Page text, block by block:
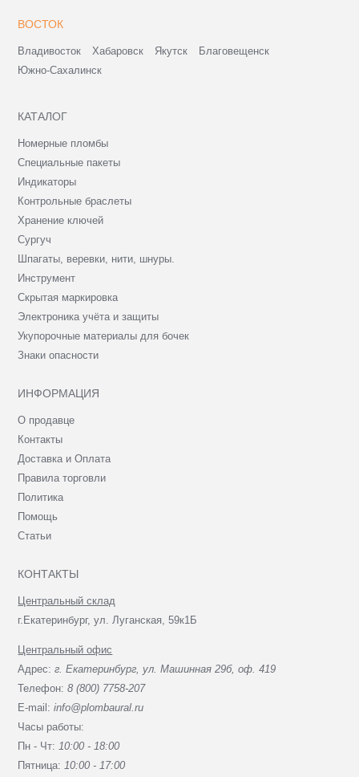
ВОСТОК
Владивосток Хабаровск Якутск
Благовещенск
Южно-Сахалинск
КАТАЛОГ
Номерные пломбы
Специальные пакеты
Индикаторы
Контрольные браслеты
Хранение ключей
Сургуч
Шпагаты, веревки, нити, шнуры.
Инструмент
Скрытая маркировка
Электроника учёта и защиты
Укупорочные материалы для бочек
Знаки опасности
ИНФОРМАЦИЯ
О продавце
Контакты
Доставка и Оплата
Правила торговли
Политика
Помощь
Статьи
КОНТАКТЫ
Центральный склад
г.Екатеринбург, ул. Луганская, 59к1Б
Центральный офис
Адрес:г. Екатеринбург, ул. Машинная 29б, оф. 419
Телефон:8 (800) 7758-207
E-mail:info@plombaural.ru
Часы работы:
Пн - Чт:10:00 - 18:00
Пятница:10:00 - 17:00